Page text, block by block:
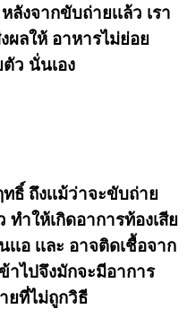
งจากขับถ่ายเเล้ว เรา
ผลให้ อาหารไม่ย่อย
ว นั่นเอง
ถึงเเม้ว่าจะขับถ่าย
ทำให้เกิดอาการท้องเสีย
เเอ เเละ อาจติดเชื้อจาก
าไปจึงมักจะมีอาการ
ยที่ไม่ถูกวิธี